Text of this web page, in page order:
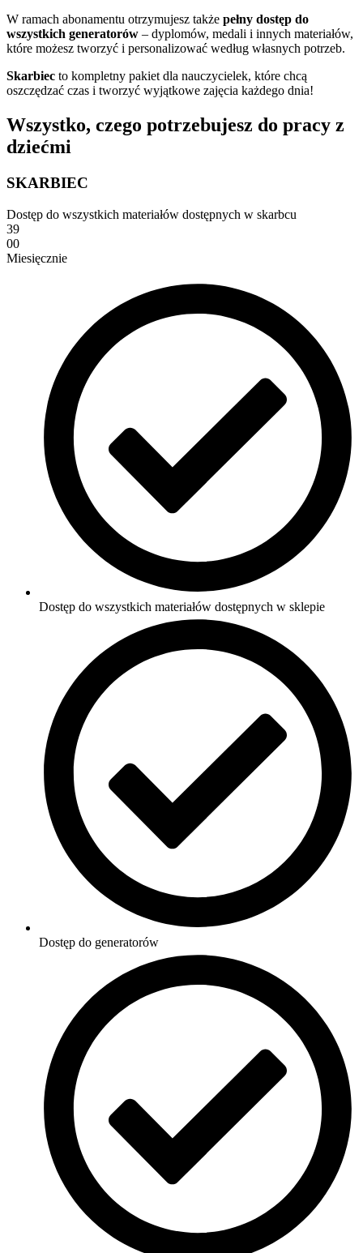
W ramach abonamentu otrzymujesz także pełny dostęp do
wszystkich generatorów – dyplomów, medali i innych materiałów,
które możesz tworzyć i personalizować według własnych potrzeb.
Skarbiec to kompletny pakiet dla nauczycielek, które chcą
oszczędzać czas i tworzyć wyjątkowe zajęcia każdego dnia!
Wszystko, czego potrzebujesz do pracy z
dziećmi
SKARBIEC
Dostęp do wszystkich materiałów dostępnych w skarbcu
39
00
Miesięcznie
Dostęp do wszystkich materiałów dostępnych w sklepie
Dostęp do generatorów